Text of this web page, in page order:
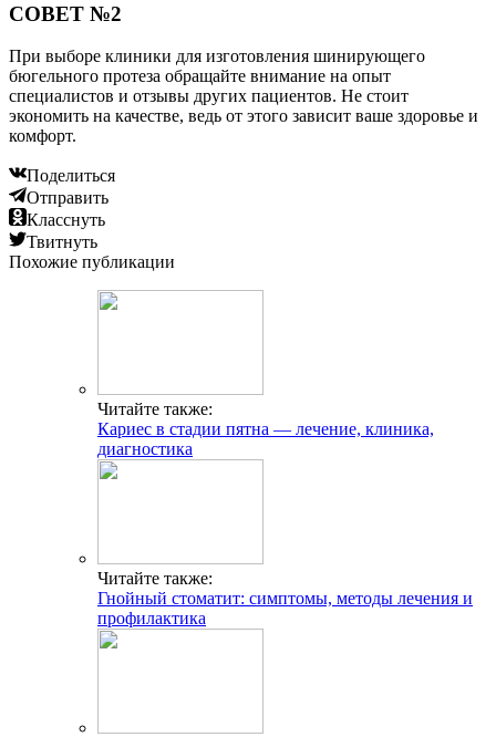
СОВЕТ №2
При выборе клиники для изготовления шинирующего
бюгельного протеза обращайте внимание на опыт
специалистов и отзывы других пациентов. Не стоит
экономить на качестве, ведь от этого зависит ваше здоровье и
комфорт.
Поделиться
Отправить
Класснуть
Твитнуть
Похожие публикации
Читайте также:
Кариес в стадии пятна — лечение, клиника,
диагностика
Читайте также:
Гнойный стоматит: симптомы, методы лечения и
профилактика